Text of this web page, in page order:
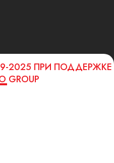
2025 ПРИ ПОДДЕРЖКЕ
GROUP